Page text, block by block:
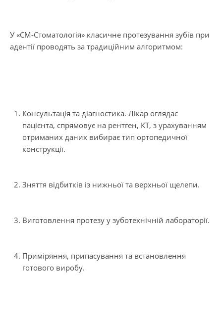
У «СМ-Стоматологія» класичне протезування зубів при
адентії проводять за традиційним алгоритмом:
Консультація та діагностика. Лікар оглядає
пацієнта, спрямовує на рентген, КТ, з урахуванням
отриманих даних вибирає тип ортопедичної
конструкції.
Зняття відбитків із нижньої та верхньої щелепи.
Виготовлення протезу у зуботехнічній лабораторії.
Приміряння, припасування та встановлення
готового виробу.